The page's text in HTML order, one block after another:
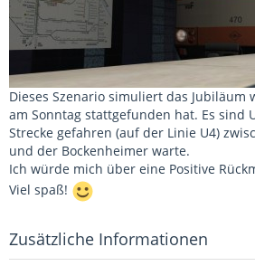
Dieses Szenario simuliert das Jubiläum
am Sonntag stattgefunden hat. Es sind
Strecke gefahren (auf der Linie U4)
und der Bockenheimer warte.
Ich würde mich über eine Positive
Viel spaß!
Zusätzliche Informationen